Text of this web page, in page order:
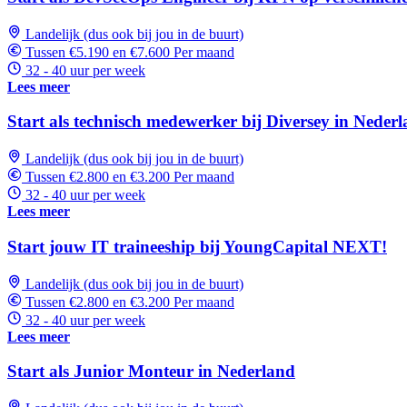
Landelijk (dus ook bij jou in de buurt)
Tussen €5.190 en €7.600 Per maand
32 - 40 uur per week
Lees meer
Start als technisch medewerker bij Diversey in
Landelijk (dus ook bij jou in de buurt)
Tussen €2.800 en €3.200 Per maand
32 - 40 uur per week
Lees meer
Start jouw IT traineeship bij YoungCapital NEXT!
Landelijk (dus ook bij jou in de buurt)
Tussen €2.800 en €3.200 Per maand
32 - 40 uur per week
Lees meer
Start als Junior Monteur in Nederland